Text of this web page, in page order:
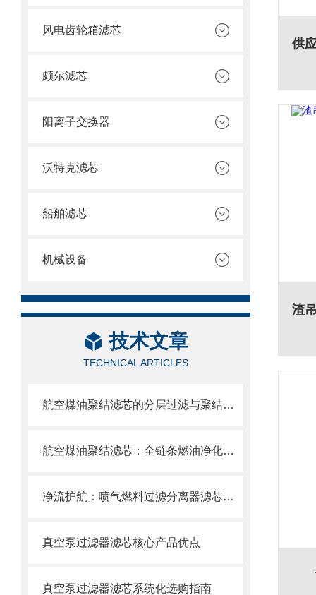
风电齿轮箱滤芯
颇尔滤芯
阳离子交换器
沃特克滤芯
船舶滤芯
机械设备
技术文章
TECHNICAL ARTICLES
航空煤油聚结滤芯的分层过滤与聚结分离原理
航空煤油聚结滤芯：全链条燃油净化的关键配套
净流护航：喷气燃料过滤分离器滤芯的使用目的
真空泵过滤器滤芯核心产品优点
真空泵过滤器滤芯系统化选购指南